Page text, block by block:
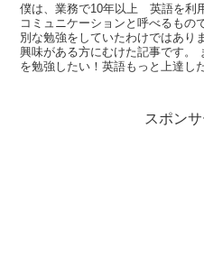
僕は、業務で10年以上 英語を利
コミュニケーションと呼べるもの
別な勉強をしていたわけではあり
興味がある方にむけた記事です。
を勉強したい！英語もっと上達し
スポン